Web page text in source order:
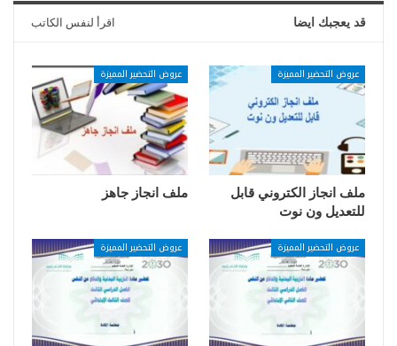
قد يعجبك ايضا اقرأ لنفس الكاتب
عروض التحضير المميزة
ملف انجاز الكتروني قابل
للتعديل ون نوت
عروض التحضير المميزة
ملف انجاز جاهز
عروض التحضير المميزة عروض التحضير المميزة